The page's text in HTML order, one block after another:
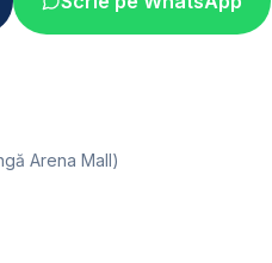
Arena Mall)